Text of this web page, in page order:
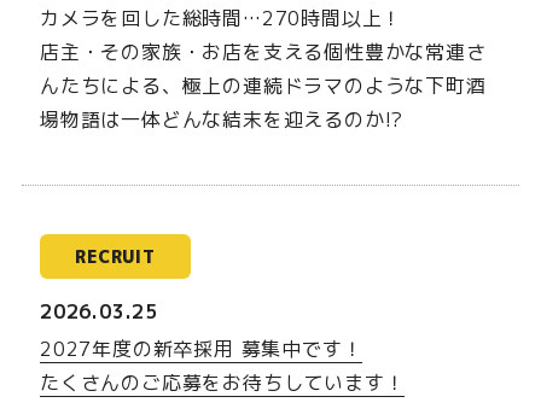
カメラを回した総時間…270時間以上！
店主・その家族・お店を支える個性豊かな常連さ
んたちによる、極上の連続ドラマのような下町酒
場物語は一体どんな結末を迎えるのか!?
RECRUIT
2026.03.25
2027年度の新卒採用 募集中です！
たくさんのご応募をお待ちしています！